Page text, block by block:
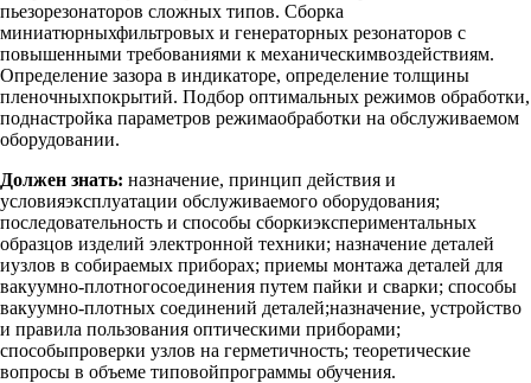
пьезорезонаторов сложных типов. Сборка
миниатюрныхфильтровых и генераторных резонаторов с
повышенными требованиями к механическимвоздействиям.
Определение зазора в индикаторе, определение толщины
пленочныхпокрытий. Подбор оптимальных режимов обработки,
поднастройка параметров режимаобработки на обслуживаемом
оборудовании.
Должен знать: назначение, принцип действия и
условияэксплуатации обслуживаемого оборудования;
последовательность и способы сборкиэкспериментальных
образцов изделий электронной техники; назначение деталей
иузлов в собираемых приборах; приемы монтажа деталей для
вакуумно-плотногосоединения путем пайки и сварки; способы
вакуумно-плотных соединений деталей;назначение, устройство
и правила пользования оптическими приборами;
способыпроверки узлов на герметичность; теоретические
вопросы в объеме типовойпрограммы обучения.